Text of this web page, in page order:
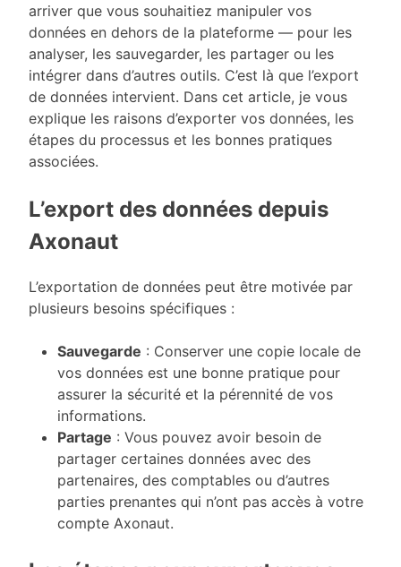
arriver que vous souhaitiez manipuler vos
données en dehors de la plateforme — pour les
analyser, les sauvegarder, les partager ou les
intégrer dans d’autres outils. C’est là que l’export
de données intervient. Dans cet article, je vous
explique les raisons d’exporter vos données, les
étapes du processus et les bonnes pratiques
associées.
L’export des données depuis
Axonaut
L’exportation de données peut être motivée par
plusieurs besoins spécifiques :
Sauvegarde : Conserver une copie locale de
vos données est une bonne pratique pour
assurer la sécurité et la pérennité de vos
informations.
Partage : Vous pouvez avoir besoin de
partager certaines données avec des
partenaires, des comptables ou d’autres
parties prenantes qui n’ont pas accès à votre
compte Axonaut.